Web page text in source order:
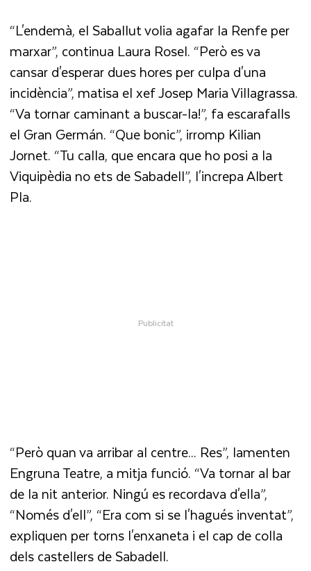
“L'endemà, el Saballut volia agafar la Renfe per
marxar”, continua Laura Rosel. “Però es va
cansar d'esperar dues hores per culpa d'una
incidència”, matisa el xef Josep Maria Villagrassa.
“Va tornar caminant a buscar-la!”, fa escarafalls
el Gran Germán. “Que bonic”, irromp Kilian
Jornet. “Tu calla, que encara que ho posi a la
Viquipèdia no ets de Sabadell”, l'increpa Albert
Pla.
“Però quan va arribar al centre... Res”, lamenten
Engruna Teatre, a mitja funció. “Va tornar al bar
de la nit anterior. Ningú es recordava d'ella”,
“Només d'ell”, “Era com si se l'hagués inventat”,
expliquen per torns l'enxaneta i el cap de colla
dels castellers de Sabadell.